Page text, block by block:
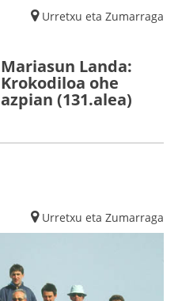
Urretxu eta Zumarraga
Mariasun Landa:
Krokodiloa ohe
azpian (131.alea)
Urretxu eta Zumarraga